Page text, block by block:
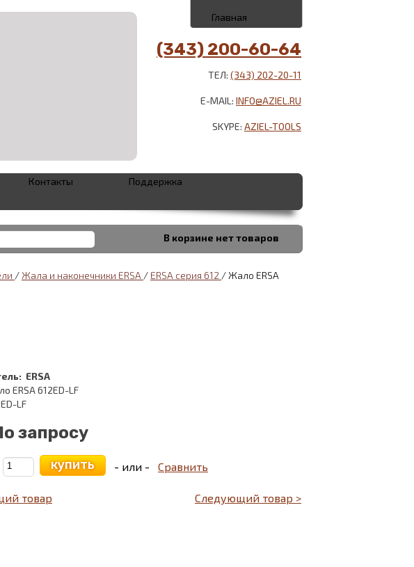
Главная
(343) 200-60-64
ТЕЛ: (343) 202-20-11
E-MAIL: INFO@AZIEL.RU
SKYPE: AZIEL-TOOLS
В корзине нет товаров
Контакты Поддержка
/ Жала и наконечники ERSA / ERSA серия 612 / Жало ERSA
ERSA
ERSA 612ED-LF
LF
запросу
купить - или - Сравнить
товар Следующий товар >